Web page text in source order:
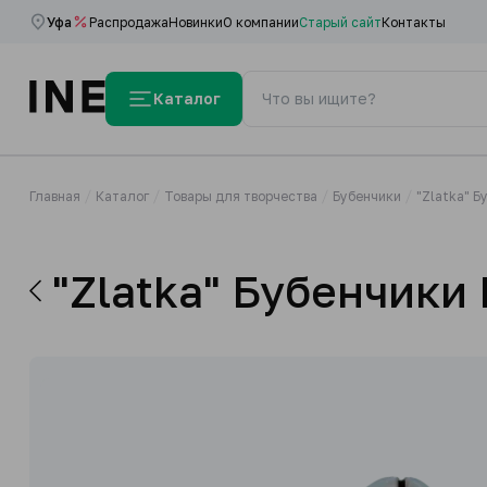
Уфа РаспродажаНовинкиО компанииСтарый сайтКонтакты
Каталог
Главная Каталог Товары для творчества Бубенчики "Zlatka"
"Zlatka" Бубенчики